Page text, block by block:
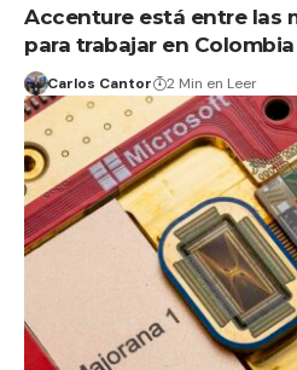
Accenture está entre las
para trabajar en Colombia
Carlos Cantor 2 Min en Leer